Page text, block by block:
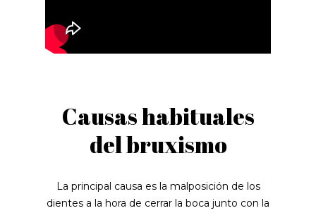
Causas habituales
del bruxismo
La principal causa es la malposición de los
dientes a la hora de cerrar la boca junto con la